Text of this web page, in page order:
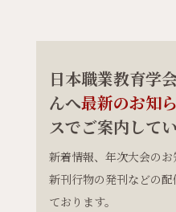
日本職業教育学
んへ最新のお知
スでご案内してい
新着情報、年次大会の
新刊行物の発刊などの
ております。